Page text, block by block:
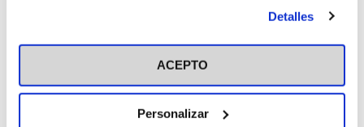
en el botón "Personalizar". Para más información puedes
visitar nuestra Política de Cookies
Detalles
ACEPTO
Personalizar